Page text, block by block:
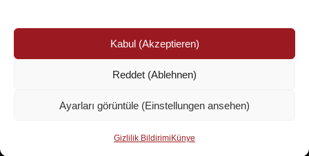
Kabul (Akzeptieren)
Reddet (Ablehnen)
Ayarları görüntüle (Einstellungen ansehen)
Gizlilik Bildirimi Künye
© Copyright 2024 /Impressum/Site sahibi